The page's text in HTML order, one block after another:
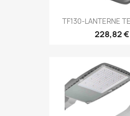
TF130-LANTERNE
228,82 €